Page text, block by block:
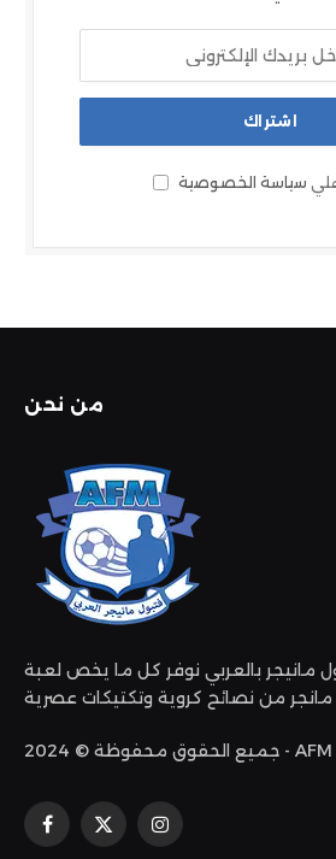
سياسة الخصوصية
من نحن
مانيجر بالعربي نوفر كل ما يخص لعبة
جميع الحقوق محفوظة © 2024 - AFM
فيسبوك
X
الانستغرام